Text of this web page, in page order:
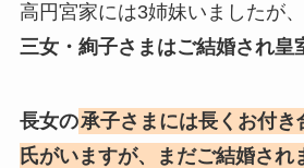
高円宮家には3姉妹いましたが、
三女・絢子さまはご結婚され皇
長女の承子さまには長くお付き
氏がいますが、まだご結婚され